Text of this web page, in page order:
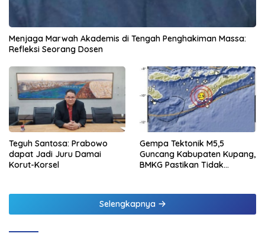
Menjaga Marwah Akademis di Tengah Penghakiman Massa:
Refleksi Seorang Dosen
Teguh Santosa: Prabowo
dapat Jadi Juru Damai
Korut-Korsel
Gempa Tektonik M5,5
Guncang Kabupaten Kupang,
BMKG Pastikan Tidak
Selengkapnya